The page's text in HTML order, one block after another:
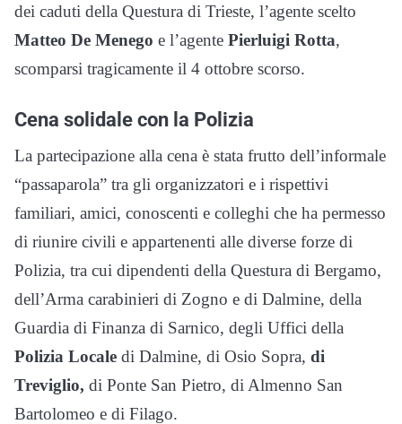
dei caduti della Questura di Trieste, l’agente scelto
Matteo De Menego e l’agente Pierluigi Rotta,
scomparsi tragicamente il 4 ottobre scorso.
Cena solidale con la Polizia
La partecipazione alla cena è stata frutto dell’informale
“passaparola” tra gli organizzatori e i rispettivi
familiari, amici, conoscenti e colleghi che ha permesso
di riunire civili e appartenenti alle diverse forze di
Polizia, tra cui dipendenti della Questura di Bergamo,
dell’Arma carabinieri di Zogno e di Dalmine, della
Guardia di Finanza di Sarnico, degli Uffici della
Polizia Locale di Dalmine, di Osio Sopra, di
Treviglio, di Ponte San Pietro, di Almenno San
Bartolomeo e di Filago.